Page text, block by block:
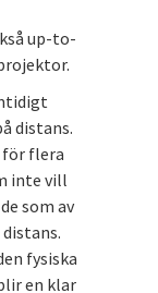
up-to-
distans.
flera
inte vill
som av
fysiska
en klar